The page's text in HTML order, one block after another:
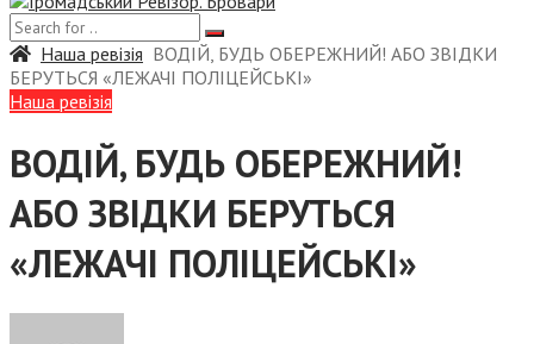
Наша ревізія ВОДІЙ, БУДЬ ОБЕРЕЖНИЙ! АБО ЗВІДКИ
БЕРУТЬСЯ «ЛЕЖАЧІ ПОЛІЦЕЙСЬКІ»
Наша ревізія
ВОДІЙ, БУДЬ ОБЕРЕЖНИЙ!
АБО ЗВІДКИ БЕРУТЬСЯ
«ЛЕЖАЧІ ПОЛІЦЕЙСЬКІ»